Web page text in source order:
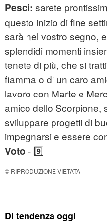
Pesci: sarete
questo inizio di fine
sarà nel vostro segno,
splendidi momenti
tenete di più, che si
fiamma o di un caro
lavoro con Marte e
amico dello Scorpione,
sviluppare progetti di
impegnarsi e essere
Voto - 9️⃣
© RIPRODUZIONE VIETATA
Di tendenza oggi